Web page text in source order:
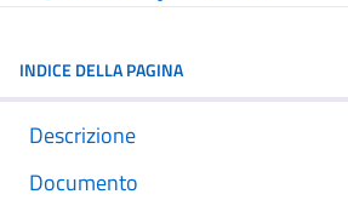
INDICE DELLA PAGINA
Descrizione
Documento